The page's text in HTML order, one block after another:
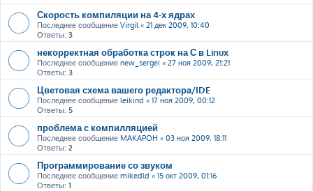
Скорость компиляции на 4-х ядрах
Последнее сообщение Virgil« 21 дек 2009, 10:40
Ответы: 3
некорректная обработка строк на С в Linux
Последнее сообщение new_sergei « 27 ноя 2009, 21:21
Ответы: 3
Цветовая схема вашего редактора/IDE
Последнее сообщение leikind « 17 ноя 2009, 00:12
Ответы: 5
проблема с компилляцией
Последнее сообщение MAKAPOH « 03 ноя 2009, 18:11
Ответы: 2
Программирование со звуком
Последнее сообщение mikedld « 15 окт 2009, 01:16
Ответы: 1